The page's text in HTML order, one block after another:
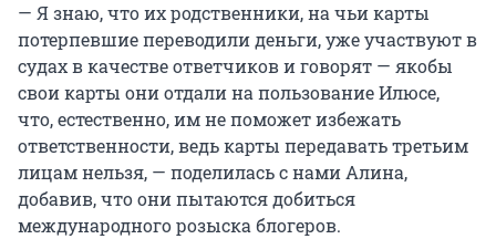
— Я знаю, что их родственники, на чьи карты
потерпевшие переводили деньги, уже участвуют в
судах в качестве ответчиков и говорят — якобы
свои карты они отдали на пользование Илюсе,
что, естественно, им не поможет избежать
ответственности, ведь карты передавать третьим
лицам нельзя, — поделилась с нами Алина,
добавив, что они пытаются добиться
международного розыска блогеров.